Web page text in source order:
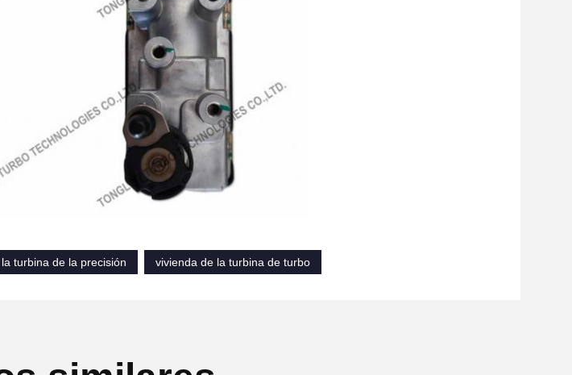
turbina de la precisión vivienda de la turbina de turbo